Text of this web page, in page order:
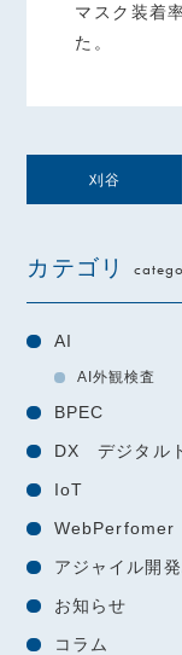
マスク装着
た。
刈谷
カテゴリ
AI
AI外観検査
BPEC
DX デジタル
IoT
WebPerfomer
アジャイル開
お知らせ
コラム